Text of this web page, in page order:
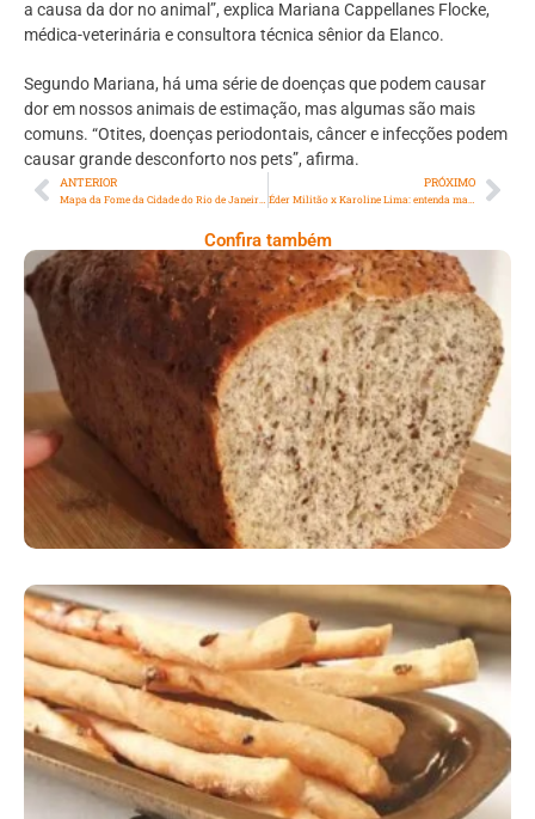
a causa da dor no animal”, explica Mariana Cappellanes Flocke,
médica-veterinária e consultora técnica sênior da Elanco.
Segundo Mariana, há uma série de doenças que podem causar
dor em nossos animais de estimação, mas algumas são mais
comuns. “Otites, doenças periodontais, câncer e infecções podem
causar grande desconforto nos pets”, afirma.
ANTERIOR PRÓXIMO
Confira também
Comer Bem: Pão Low Carb
Comer Bem: Palitinhos De Cebola E Salsa